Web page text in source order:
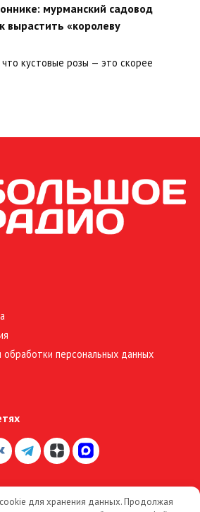
мурманский садовод
вырастить «королеву
кустовые розы — это скорее
персональных данных
cookie для хранения данных. Продолжая